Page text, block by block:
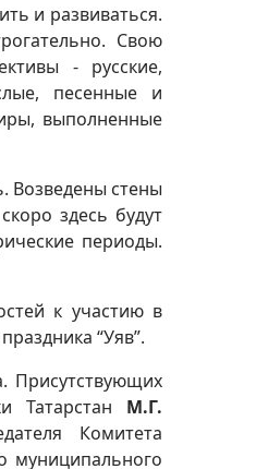
и развиваться.
Свою
- русские,
песенные и
выполненные
Возведены стены
здесь будут
периоды.
к участию в
“Уяв”.
Присутствующих
Татарстан М.Г.
Комитета
муниципального